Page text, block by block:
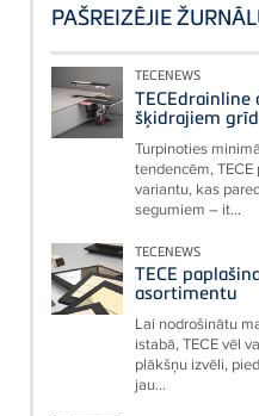
PAŠREIZĒJIE
TECENEWS
šķidrajiem
Turpinoties
tendencēm,
variantu, kas
segumiem – it...
TECENEWS
TECE
asortimentu
Lai nodrošinātu
istabā, TECE vēl
plākšņu izvēli,
jau...